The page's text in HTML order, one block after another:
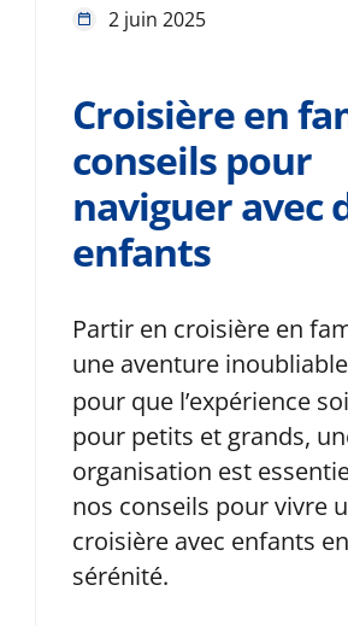
2 juin 2025
Croisière en
conseils pour
naviguer avec
enfants
Partir en croisière en
une aventure
pour que l’expérience
pour petits et grands,
organisation est
nos conseils pour vivre
croisière avec enfants
sérénité.